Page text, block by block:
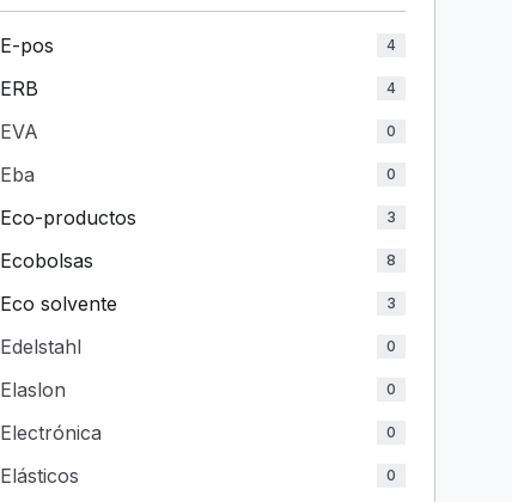
E-pos 4
ERB 4
EVA 0
Eba 0
Eco-productos 3
Ecobolsas 8
Eco solvente 3
Edelstahl 0
Elaslon 0
Electrónica 0
Elásticos 0